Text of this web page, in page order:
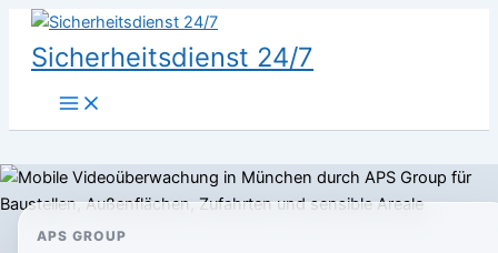
Zum
Inhalt
springen
Sicherheitsdienst 24/7
APS GROUP